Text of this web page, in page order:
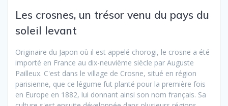
Les crosnes, un trésor venu du pays du
soleil levant
Originaire du Japon où il est appelé chorogi, le crosne a été
importé en France au dix-neuvième siècle par Auguste
Pailleux. C'est dans le village de Crosne, situé en région
parisienne, que ce légume fut planté pour la première fois
en Europe en 1882, lui donnant ainsi son nom français. Sa